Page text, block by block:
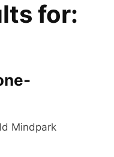
for:
Mindpark